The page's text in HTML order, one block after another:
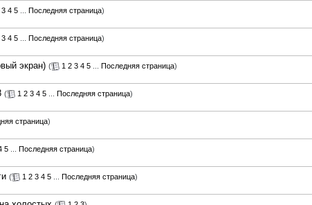
3 4 5 Последняя страница)
3 4 5 Последняя страница)
экран) ( 1 2 3 4 5 Последняя страница)
( 1 2 3 4 5 Последняя страница)
страница)
5 Последняя страница)
( 1 2 3 4 5 Последняя страница)